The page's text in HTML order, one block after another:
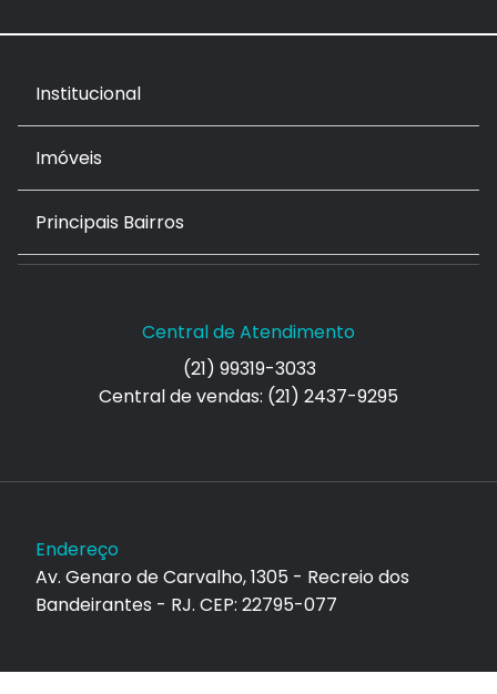
Institucional
Imóveis
Principais Bairros
Central de Atendimento
(21) 99319-3033
Central de vendas: (21) 2437-9295
Endereço
Av. Genaro de Carvalho, 1305 - Recreio dos
Bandeirantes - RJ. CEP: 22795-077